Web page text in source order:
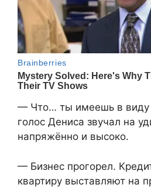
— Что… ты имеешь в виду
голос Дениса звучал на
напряжённо и высоко.
— Бизнес прогорел.
квартиру выставляют на